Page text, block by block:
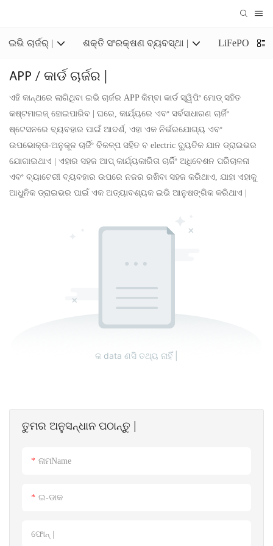
ଇଭି ଚାର୍ଜର୍ | ଶକ୍ତି ସଂରକ୍ଷଣ ବ୍ୟବସ୍ଥା | LiFePO4
APP / କାର୍ଡ ଚାର୍ଜର |
ଏହି କାନ୍ଥରେ ଲାଗିଥିବା ଇଭି ଚାର୍ଜର APP କିମ୍ବା କାର୍ଡ ସ୍ୱିପିଂ ମୋଡ୍ ସହିତ
କଷ୍ଟମାଇଜ୍ ହୋଇପାରିବ | ଘରେ, କାର୍ଯ୍ୟରେ ଏବଂ ସର୍ବସାଧାରଣ ଚାର୍ଜିଂ
ଷ୍ଟେସନରେ ବ୍ୟବହାର ପାଇଁ ଆଦର୍ଶ, ଏହା ଏକ ନିର୍ଭରଯୋଗ୍ୟ ଏବଂ
ଉପଭୋକ୍ତା-ଅନୁକୂଳ ଚାର୍ଜିଂ ବିକଳ୍ପ ସହିତ ବ electric ଦ୍ୟୁତିକ ଯାନ ଡ୍ରାଇଭର
ଯୋଗାଇଥାଏ | ଏହାର ସହଜ ଆପ୍ କାର୍ଯ୍ୟକାରିତା ଚାର୍ଜିଂ ଅଧିବେଶନ ପରିଚାଳନା
ଏବଂ ବ୍ୟାଟେରୀ ବ୍ୟବହାର ଉପରେ ନଜର ରଖିବା ସହଜ କରିଥାଏ, ଯାହା ଏହାକୁ
ଆଧୁନିକ ଡ୍ରାଇଭର ପାଇଁ ଏକ ଅତ୍ୟାବଶ୍ୟକ ଇଭି ଆନୁଷଙ୍ଗିକ କରିଥାଏ |
ତୁମର ଅନୁସନ୍ଧାନ ପଠାନ୍ତୁ |
ନାମName
ଇ-ଡାକ
ଫୋନ୍ |
କ data ଣସି ତଥ୍ୟ ନାହିଁ |